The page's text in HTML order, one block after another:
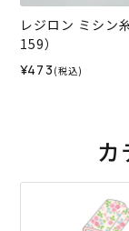
レジロン ミシン
159）
¥473 (税込)
カ